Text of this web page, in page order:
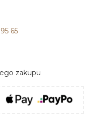
65
zakupu